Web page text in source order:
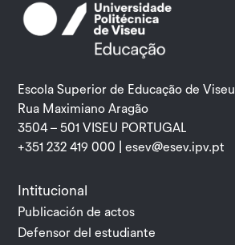
Escola Superior de Educação de Viseu
Rua Maximiano Aragão
3504 – 501 VISEU PORTUGAL
+351 232 419 000 |esev@esev.ipv.pt
Intitucional
Publicación de actos
Defensor del estudiante